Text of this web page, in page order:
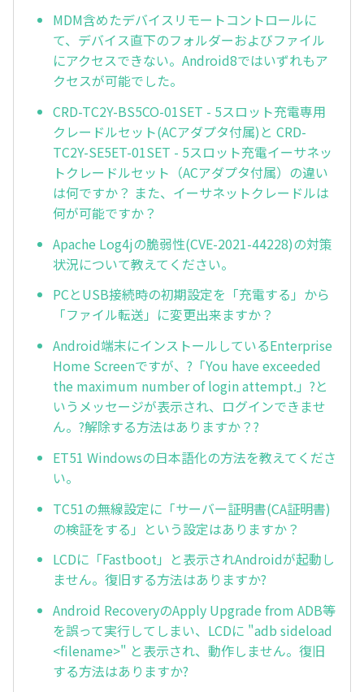
MDM含めたデバイスリモートコントロールに
て、デバイス直下のフォルダーおよびファイル
にアクセスできない。Android8ではいずれもア
クセスが可能でした。
CRD-TC2Y-BS5CO-01SET - 5スロット充電専用
クレードルセット(ACアダプタ付属)と CRD-
TC2Y-SE5ET-01SET - 5スロット充電イーサネッ
トクレードルセット（ACアダプタ付属）の違い
は何ですか？ また、イーサネットクレードルは
何が可能ですか？
Apache Log4jの脆弱性(CVE-2021-44228)の対策
状況について教えてください。
PCとUSB接続時の初期設定を「充電する」から
「ファイル転送」に変更出来ますか？
Android端末にインストールしているEnterprise
Home Screenですが、?「You have exceeded
the maximum number of login attempt.」?と
いうメッセージが表示され、ログインできませ
ん。?解除する方法はありますか？?
ET51 Windowsの日本語化の方法を教えてくださ
い。
TC51の無線設定に「サーバー証明書(CA証明書)
の検証をする」という設定はありますか？
LCDに「Fastboot」と表示されAndroidが起動し
ません。復旧する方法はありますか?
Android RecoveryのApply Upgrade from ADB等
を誤って実行してしまい、LCDに "adb sideload
<filename>" と表示され、動作しません。復旧
する方法はありますか?